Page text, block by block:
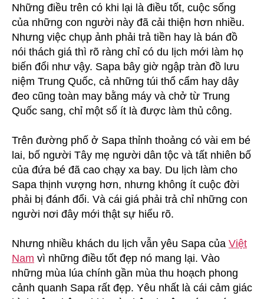
Những điều trên có khi lại là điều tốt, cuộc sống
của những con người này đã cải thiện hơn nhiều.
Nhưng việc chụp ảnh phải trả tiền hay là bán đồ
nói thách giá thì rõ ràng chỉ có du lịch mới làm họ
biến đổi như vậy. Sapa bây giờ ngập tràn đồ lưu
niệm Trung Quốc, cả những túi thổ cẩm hay dây
đeo cũng toàn may bằng máy và chở từ Trung
Quốc sang, chỉ một số ít là được làm thủ công.
Trên đường phố ở Sapa thỉnh thoảng có vài em bé
lai, bố người Tây mẹ người dân tộc và tất nhiên bố
của đứa bé đã cao chạy xa bay. Du lịch làm cho
Sapa thịnh vượng hơn, nhưng không ít cuộc đời
phải bị đánh đổi. Và cái giá phải trả chỉ những con
người nơi đây mới thật sự hiểu rõ.
Nhưng nhiều khách du lịch vẫn yêu Sapa của Việt
Nam vì những điều tốt đẹp nó mang lại. Vào
những mùa lúa chính gần mùa thu hoạch phong
cảnh quanh Sapa rất đẹp. Yêu nhất là cái cảm giác